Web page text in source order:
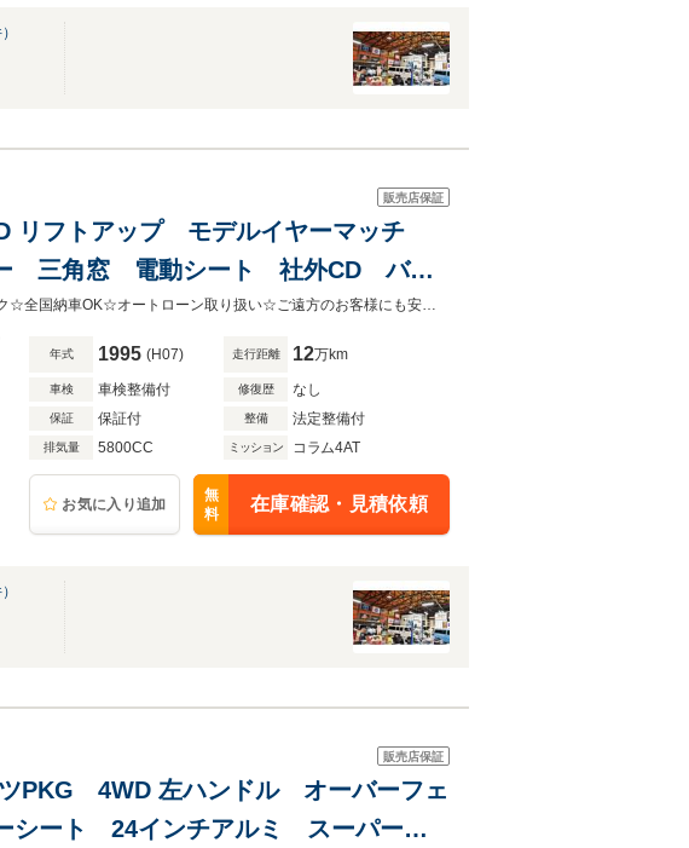
販売店保証
リフトアップ モデルイヤーマッチ
ー 三角窓 電動シート 社外CD バッ
塗装 ヒッチメンバー
切り替え４WD フレアサイドの迫力のアメリカントラック☆全国納車OK☆オートローン取り扱い☆ご遠方のお客様にも安心してお乗り頂ける一台をご提供致します☆
年式 1995 (H07) 走行距離 12万km
車検 車検整備付 修復歴 なし
保証 保証付 整備 法定整備付
排気量 5800CC ミッション コラム4AT
お気に入り追加
無
料
在庫確認・見積依頼
販売店保証
PKG 4WD 左ハンドル オーバーフェ
ート 24インチアルミ スーパーリ